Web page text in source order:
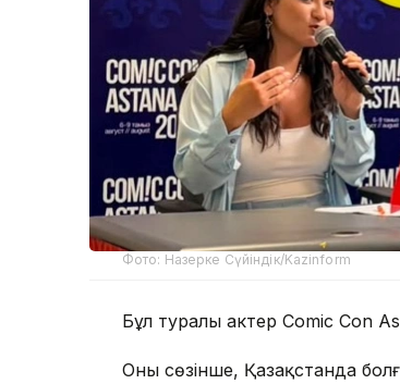
Фото: Назерке Сүйіндік/Kazinform
Бұл туралы актер Comic Con
Оның сөзінше, Қазақстанда